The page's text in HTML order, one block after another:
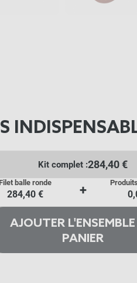
Kit complet :284,40 €
balle ronde
284,40 € +
AJOUTER
PANIER